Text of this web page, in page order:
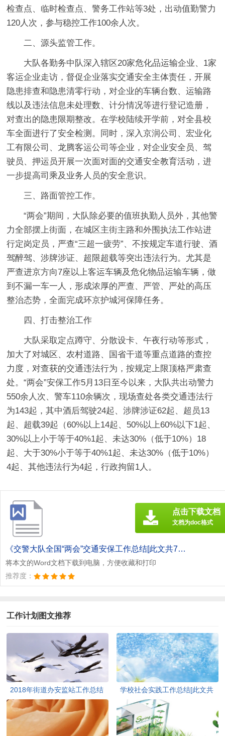
检查点、临时检查点、警务工作站等3处，出动值勤警力
120人次，参与稳控工作100余人次。
二、源头监管工作。
大队各勤务中队深入辖区20家危化品运输企业、1家
客运企业走访，督促企业落实交通安全主体责任，开展
隐患排查和隐患清零行动，对企业的车辆台数、运输路
线以及违法信息未处理数、计分情况等进行登记造册，
对查出的隐患限期整改。在学校陆续开学前，对全县校
车全面进行了安全检测。同时，深入京润公司、宏业化
工有限公司、龙腾客运公司等企业，对企业安全员、驾
驶员、押运员开展一次面对面的交通安全教育活动，进
一步提高司乘及业务人员的安全意识。
三、路面管控工作。
“两会”期间，大队除必要的值班执勤人员外，其他警
力全部摆上街面，在城区主街主路和外围执法工作站进
行定岗定员，严查“三超一疲劳”、不按规定车道行驶、酒
驾醉驾、涉牌涉证、超限超载等突出违法行为。尤其是
严查进京方向7座以上客运车辆及危化物品运输车辆，做
到不漏一车一人，形成浓厚的严查、严管、严处的高压
整治态势，全面完成环京护城河保障任务。
四、打击整治工作
大队采取定点蹲守、分散设卡、午夜行动等形式，
加大了对城区、农村道路、国省干道等重点道路的查控
力度，对查获的交通违法行为，按规定上限顶格严肃查
处。“两会”安保工作5月13日至今以来，大队共出动警力
550余人次、警车110余辆次，现场查处各类交通违法行
为143起，其中酒后驾驶24起、涉牌涉证62起、超员13
起、超载39起（60%以上14起、50%以上60%以下1起、
30%以上小于等于40%1起、未达30%（低于10%）18
起、大于30%小于等于40%1起、未达30%（低于10%）
4起、其他违法行为4起，行政拘留1人。
《交警大队全国“两会”交通安保工作总结[此文共722字].doc》
将本文的Word文档下载到电脑，方便收藏和打印
推荐度：
点击下载文档
文档为doc格式
工作计划图文推荐
2018年街道办安监站工作总结
[此文共1685字]
学校社会实践工作总结[此文共
7189字]